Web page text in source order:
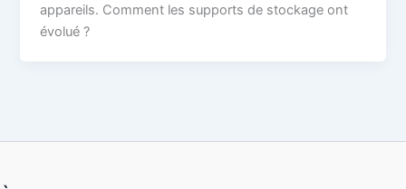
appareils. Comment les supports de stockage ont
évolué ?